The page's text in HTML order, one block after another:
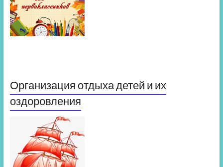
Организация отдыха детей и их
оздоровления